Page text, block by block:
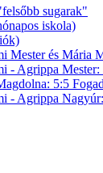
sugarak"
iskola)
és Mária
Agrippa Mester:
5:5
Agrippa